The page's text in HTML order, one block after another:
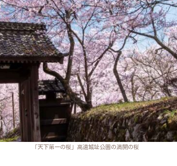
「天下第一の桜」高遠城址公園の満開の桜